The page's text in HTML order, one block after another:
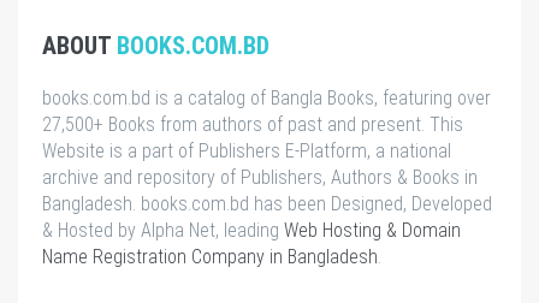
ABOUT BOOKS.COM.BD
books.com.bd is a catalog of Bangla Books, featuring over
27,500+ Books from authors of past and present. This
Website is a part of Publishers E-Platform, a national
archive and repository of Publishers, Authors & Books in
Bangladesh. books.com.bd has been Designed, Developed
& Hosted by Alpha Net, leading Web Hosting & Domain
Name Registration Company in Bangladesh.